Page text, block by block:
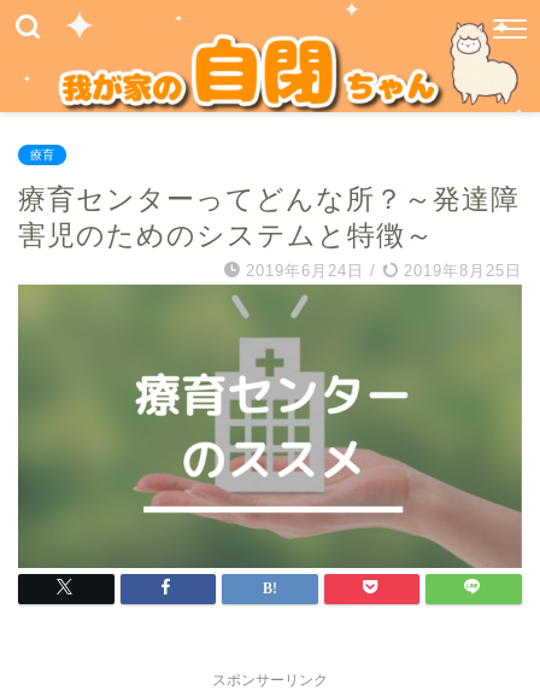
療育
療育センターってどんな所？～発達障
害児のためのシステムと特徴～
2019年6月24日 / 2019年8月25日
スポンサーリンク